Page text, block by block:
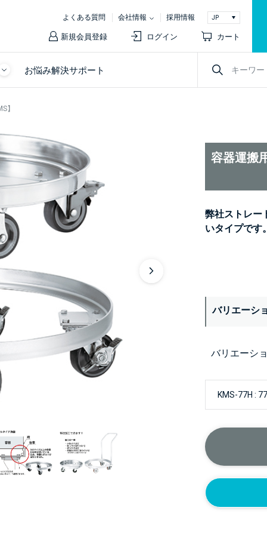
よくある質問 会社情報 採用情報
新規会員登録 ログイン カート
お悩み解決サポート
】
容器運搬
弊社ストレー
いタイプです。
バリエーシ
バリエーシ